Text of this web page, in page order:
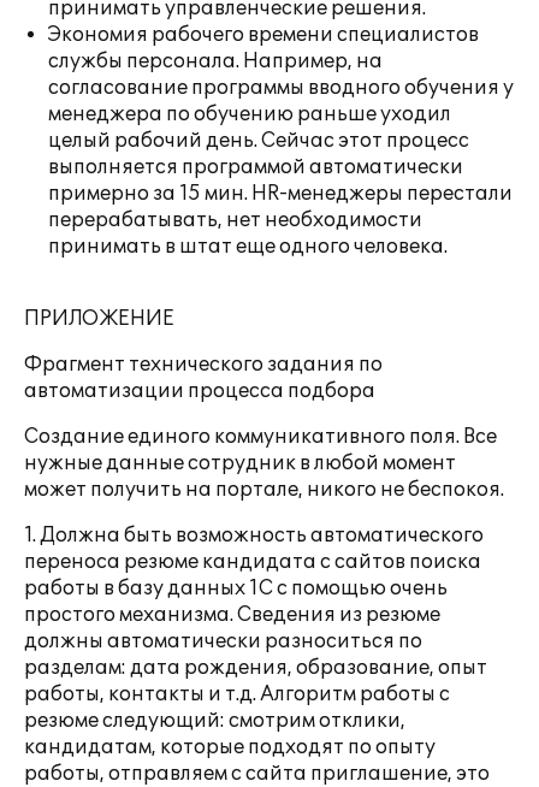
принимать управленческие решения.
Экономия рабочего времени специалистов
службы персонала. Например, на
согласование программы вводного обучения у
менеджера по обучению раньше уходил
целый рабочий день. Сейчас этот процесс
выполняется программой автоматически
примерно за 15 мин. HR-менеджеры перестали
перерабатывать, нет необходимости
принимать в штат еще одного человека.
ПРИЛОЖЕНИЕ
Фрагмент технического задания по
автоматизации процесса подбора
Создание единого коммуникативного поля. Все
нужные данные сотрудник в любой момент
может получить на портале, никого не беспокоя.
1. Должна быть возможность автоматического
переноса резюме кандидата с сайтов поиска
работы в базу данных 1С с помощью очень
простого механизма. Сведения из резюме
должны автоматически разноситься по
разделам: дата рождения, образование, опыт
работы, контакты и т.д. Алгоритм работы с
резюме следующий: смотрим отклики,
кандидатам, которые подходят по опыту
работы, отправляем с сайта приглашение, это